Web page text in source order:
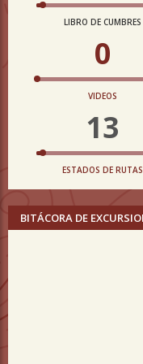
LIBRO DE CUMBRES
0
VIDEOS
13
ESTADOS DE RUTAS
BITÁCORA DE